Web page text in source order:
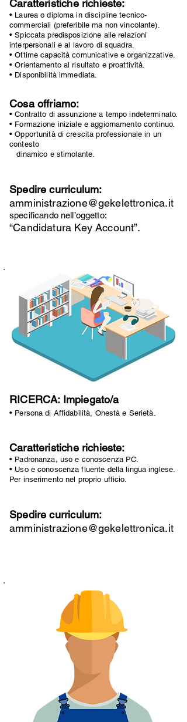
Caratteristiche richieste:
• Laurea o diploma in discipline tecnico-
commerciali (preferibile ma non vincolante).
• Spiccata predisposizione alle relazioni
interpersonali e al lavoro di squadra.
• Ottime capacità comunicative e organizzative.
• Orientamento al risultato e proattività.
• Disponibilità immediata.
Cosa offriamo:
• Contratto di assunzione a tempo indeterminato.
• Formazione iniziale e aggiornamento continuo.
• Opportunità di crescita professionale in un
contesto
dinamico e stimolante.
Spedire curriculum:
amministrazione@gekelettronica.it
specificando nell’oggetto:
“Candidatura Key Account”.
RICERCA: Impiegato/a
• Persona di Affidabilità, Onestà e Serietà.
Caratteristiche richieste:
• Padronanza, uso e conoscenza PC.
• Uso e conoscenza fluente della lingua inglese.
Per inserimento nel proprio ufficio.
Spedire curriculum:
amministrazione@gekelettronica.it